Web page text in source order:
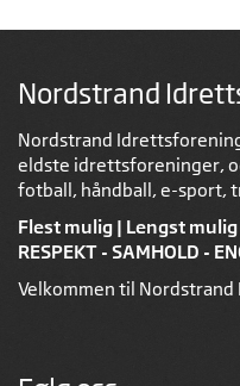
Nordstrand
Nordstrand
eldste idrettsforeninger,
fotball, håndball, e-sport,
Flest mulig | Lengst
RESPEKT - SAMHOLD -
Velkommen til